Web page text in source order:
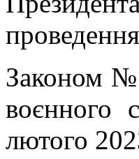
проведення
Законом №
воєнного
лютого